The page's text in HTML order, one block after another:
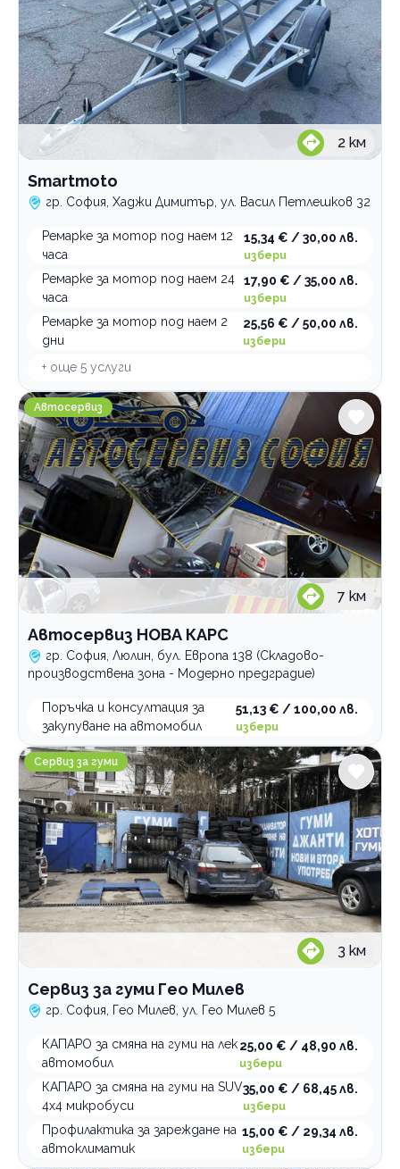
2 км
Smartmoto
гр. София, Хаджи Димитър, ул. Васил Петлешков 32
Ремарке за мотор под наем 12
часа
15,34 € / 30,00 лв.
избери
Ремарке за мотор под наем 24
часа
17,90 € / 35,00 лв.
избери
Ремарке за мотор под наем 2
дни
25,56 € / 50,00 лв.
избери
+ още 5 услуги
Автосервиз НОВА КАРС
Автосервиз
7 км
Автосервиз НОВА КАРС
гр. София, Люлин, бул. Европа 138 (Складово-
производствена зона - Модерно предградие)
Поръчка и консултация за
закупуване на автомобил
51,13 € / 100,00 лв.
избери
Сервиз за гуми Гео Милев
Сервиз за гуми
3 км
Сервиз за гуми Гео Милев
гр. София, Гео Милев, ул. Гео Милев 5
КАПАРО за смяна на гуми на лек
автомобил
25,00 € / 48,90 лв.
избери
КАПАРО за смяна на гуми на SUV
4x4 микробуси
35,00 € / 68,45 лв.
избери
Профилактика за зареждане на
автоклиматик
15,00 € / 29,34 лв.
избери